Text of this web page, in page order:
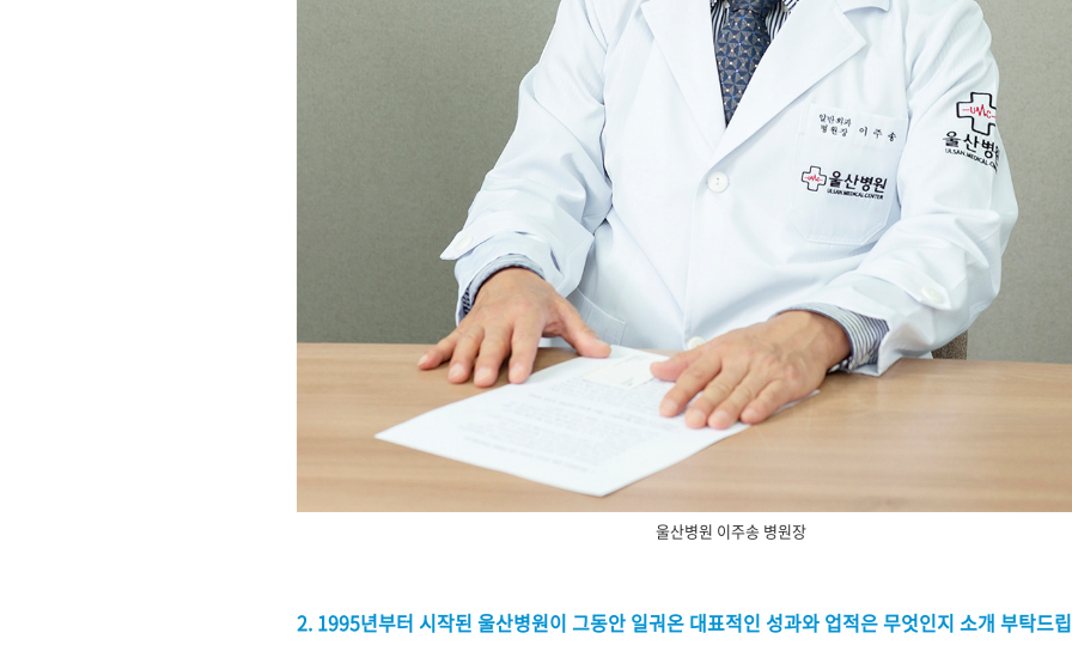
울산병원 이주송 병원장
2. 1995년부터 시작된 울산병원이 그동안 일궈온 대표적인 성과와 업적은 무엇인지 소개 부탁드